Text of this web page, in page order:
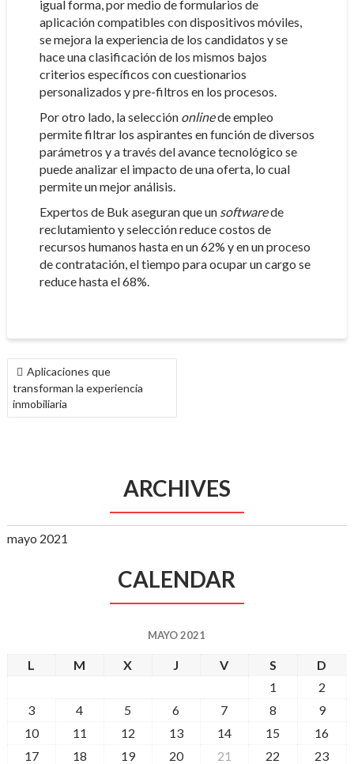
igual forma, por medio de formularios de
aplicación compatibles con dispositivos móviles,
se mejora la experiencia de los candidatos y se
hace una clasificación de los mismos bajos
criterios específicos con cuestionarios
personalizados y pre-filtros en los procesos.
Por otro lado, la selección onlinede empleo
permite filtrar los aspirantes en función de diversos
parámetros y a través del avance tecnológico se
puede analizar el impacto de una oferta, lo cual
permite un mejor análisis.
Expertos de Buk aseguran que un softwarede
reclutamiento y selección reduce costos de
recursos humanos hasta en un 62% y en un proceso
de contratación, el tiempo para ocupar un cargo se
reduce hasta el 68%.
NAVEGACIÓN
DE
ENTRADAS
Aplicaciones que
transforman la experiencia
inmobiliaria
ARCHIVES
mayo 2021
CALENDAR
MAYO 2021
L M X J V S
D
1
2
3
4 5 6 7 8
9
10
11 12 13 14 15
16
17
18 19 20 21 22
23